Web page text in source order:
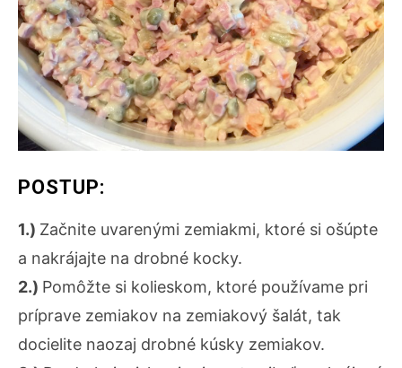
POSTUP:
1.) Začnite uvarenými zemiakmi, ktoré si ošúpte
a nakrájajte na drobné kocky.
2.) Pomôžte si kolieskom, ktoré používame pri
príprave zemiakov na zemiakový šalát, tak
docielite naozaj drobné kúsky zemiakov.